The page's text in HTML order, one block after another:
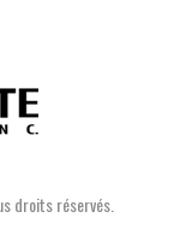
droits réservés.